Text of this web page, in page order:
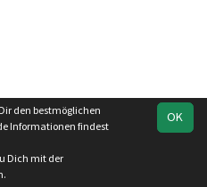
- 2026
Datenschutz
OK
den bestmöglichen
Informationen findest
Dich mit der